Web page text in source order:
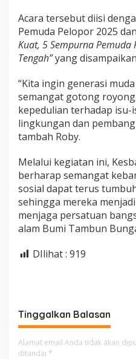
Acara tersebut diisi
Pemuda Pelopor 2025
Kuat, 5 Sempurna
Tengah”yang
“Kita ingin generasi
semangat gotong
kepedulian terhadap
lingkungan dan
tambah Roby.
Melalui kegiatan ini,
berharap semangat
sosial dapat terus
sehingga mereka
menjaga persatuan
alam Bumi Tambun
DIlihat : 919
Tinggalkan Balasan
Alamat email Anda tidak akan
ditandai *